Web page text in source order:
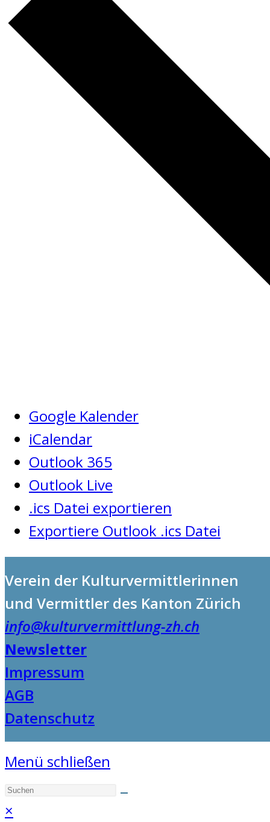
Google Kalender
iCalendar
Outlook 365
Outlook Live
.ics Datei exportieren
Exportiere Outlook .ics Datei
Verein der Kulturvermittlerinnen
und Vermittler des Kanton Zürich
info@kulturvermittlung-zh.ch
Newsletter
Impressum
AGB
Datenschutz
Menü schließen
×